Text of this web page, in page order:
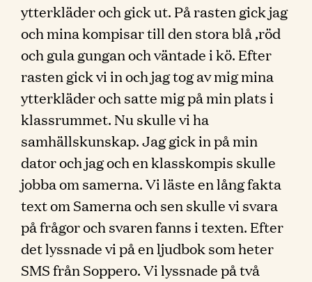
ytterkläder och gick ut. På rasten gick jag
och mina kompisar till den stora blå ,röd
och gula gungan och väntade i kö. Efter
rasten gick vi in och jag tog av mig mina
ytterkläder och satte mig på min plats i
klassrummet. Nu skulle vi ha
samhällskunskap. Jag gick in på min
dator och jag och en klasskompis skulle
jobba om samerna. Vi läste en lång fakta
text om Samerna och sen skulle vi svara
på frågor och svaren fanns i texten. Efter
det lyssnade vi på en ljudbok som heter
SMS från Soppero. Vi lyssnade på två